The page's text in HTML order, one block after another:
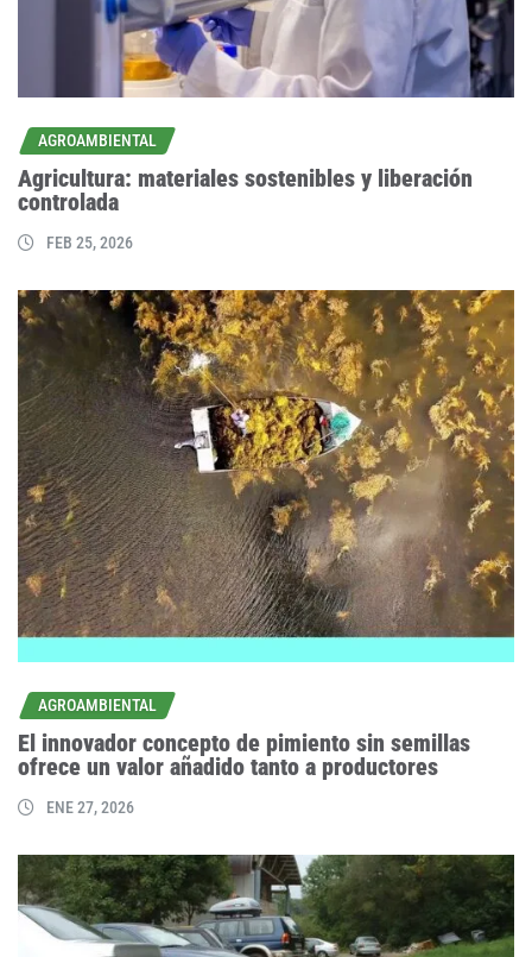
AGROAMBIENTAL
Agricultura: materiales sostenibles y liberación
controlada
FEB 25, 2026
AGROAMBIENTAL
El innovador concepto de pimiento sin semillas
ofrece un valor añadido tanto a productores
ENE 27, 2026